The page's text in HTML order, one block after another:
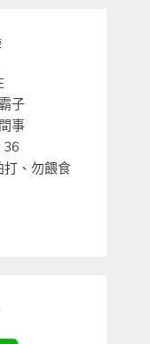
子
事
36
打、勿餵食